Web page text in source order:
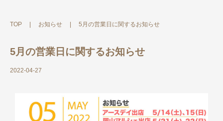
TOP お知らせ 5月の営業日に関するお知らせ
5月の営業日に関するお知らせ
2022-04-27